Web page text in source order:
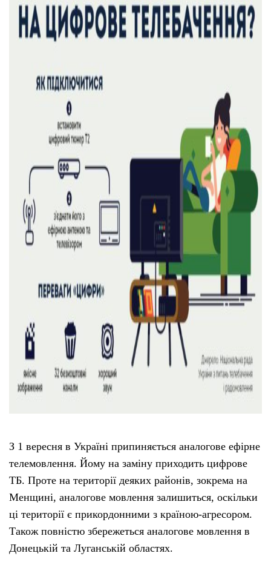
З 1 вересня в Україні припиняється аналогове ефірне
телемовлення. Йому на заміну приходить цифрове
ТБ. Проте на території деяких районів, зокрема на
Менщині, аналогове мовлення залишиться, оскільки
ці території є прикордонними з країною-агресором.
Також повністю збережеться аналогове мовлення в
Донецькій та Луганській областях.